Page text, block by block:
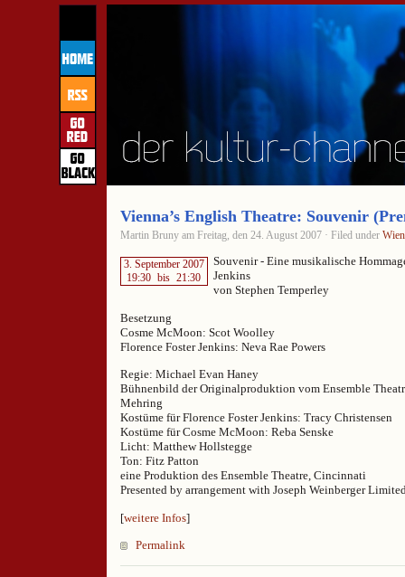
Vienna’s English Theatre: Souvenir
Martin Bruny am Freitag, den 24. August 2007 · Filed under Wien
3. September 2007
19:30 bis 21:30
Souvenir - Eine musikalische
Jenkins
von Stephen Temperley
Besetzung
Cosme McMoon: Scot Woolley
Florence Foster Jenkins: Neva Rae Powers
Regie: Michael Evan Haney
Bühnenbild der Originalproduktion vom Ensemble
Mehring
Kostüme für Florence Foster Jenkins: Tracy Christensen
Kostüme für Cosme McMoon: Reba Senske
Licht: Matthew Hollstegge
Ton: Fitz Patton
eine Produktion des Ensemble Theatre, Cincinnati
Presented by arrangement with Joseph Weinberger
[weitere Infos]
Permalink